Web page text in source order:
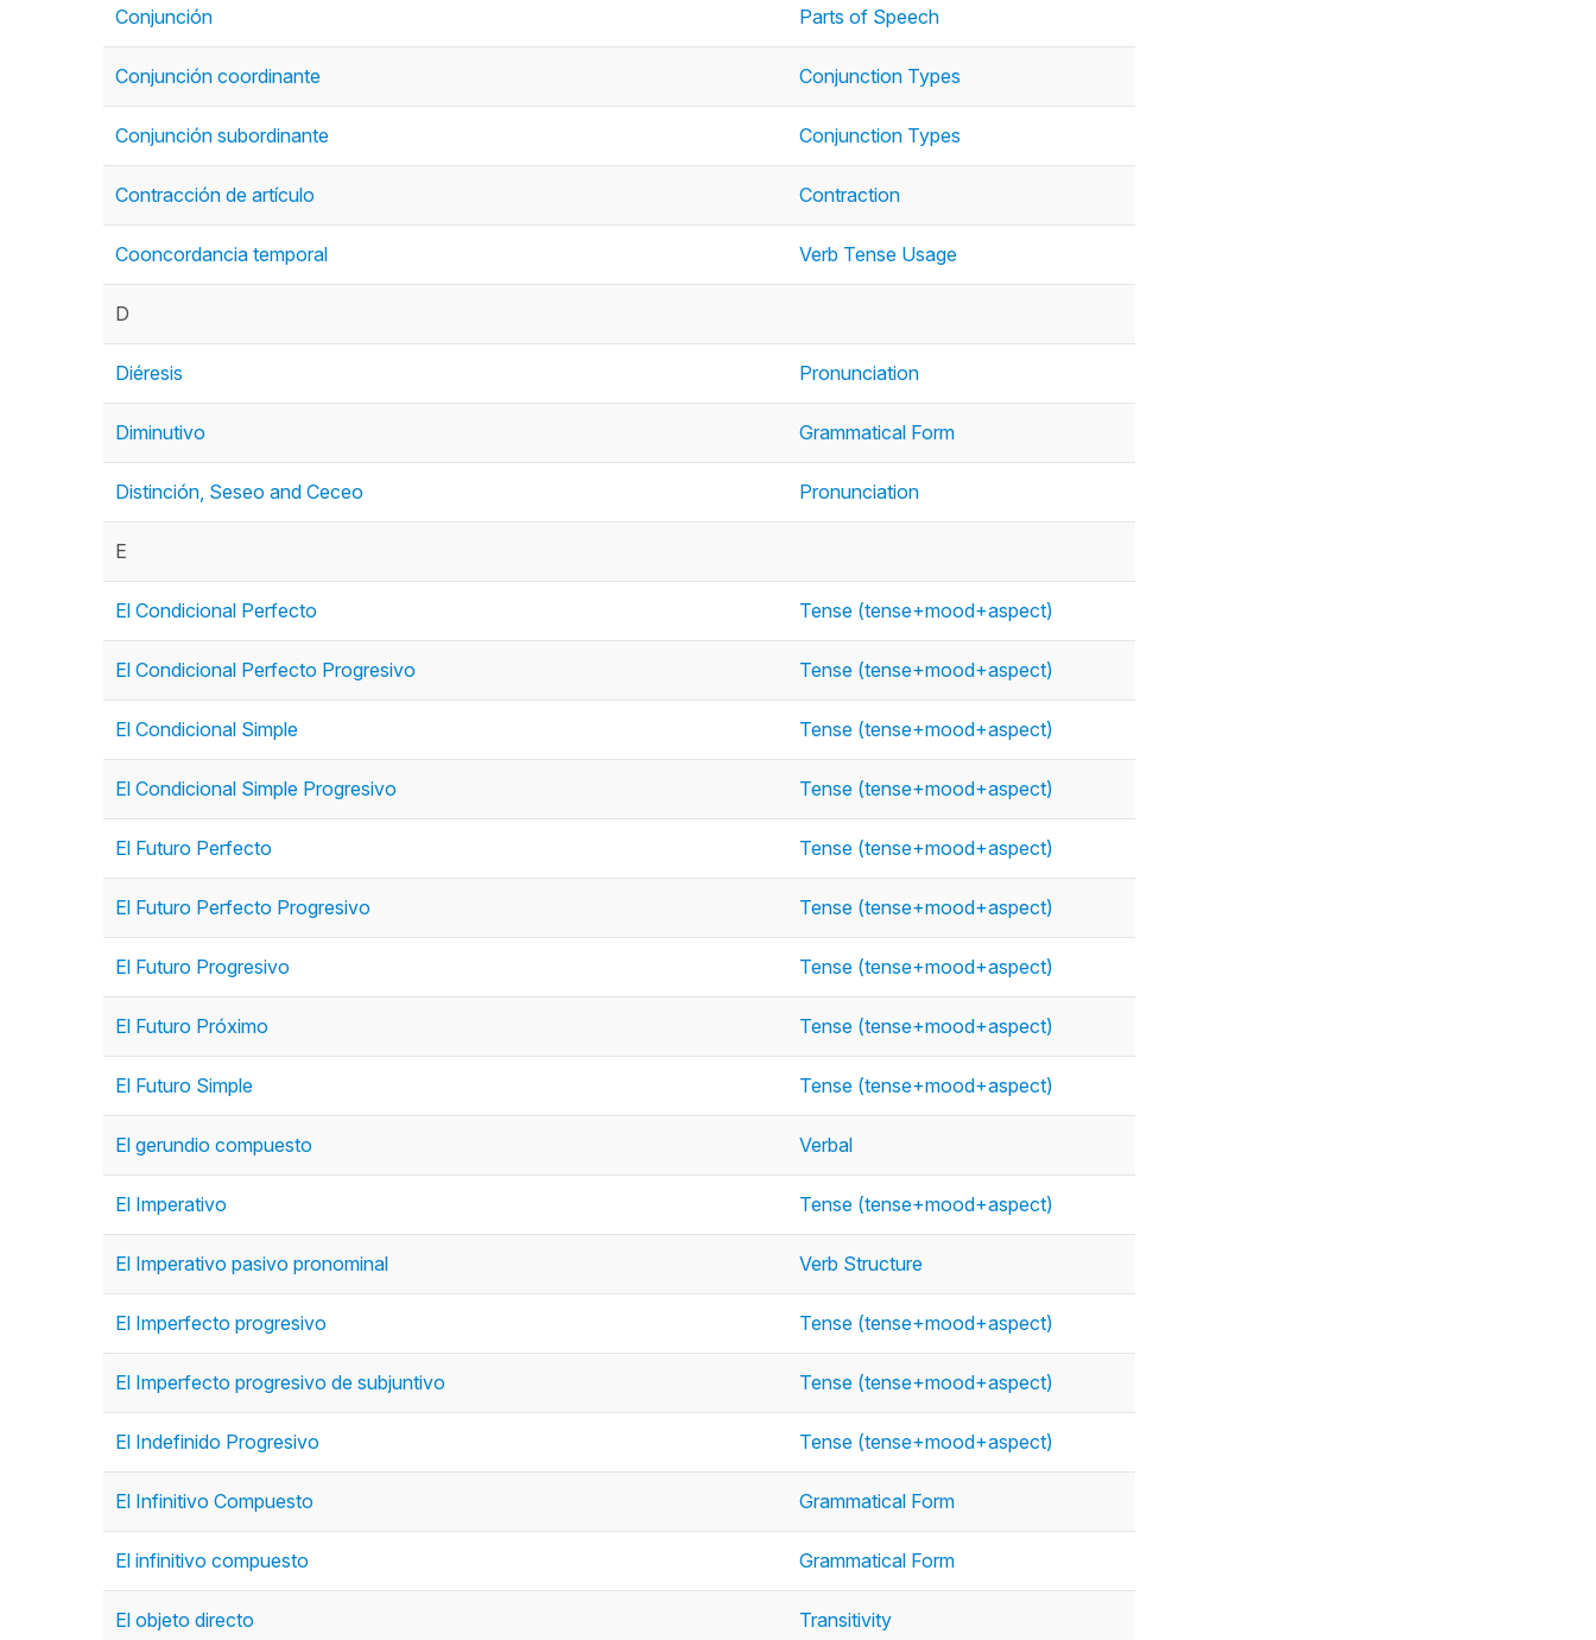
Conjunción Parts of Speech
Conjunción coordinante Conjunction Types
Conjunción subordinante Conjunction Types
Contracción de artículo Contraction
Cooncordancia temporal Verb Tense Usage
D
Diéresis Pronunciation
Diminutivo Grammatical Form
Distinción, Seseo and Ceceo Pronunciation
E
El Condicional Perfecto Tense (tense+mood+aspect)
El Condicional Perfecto Progresivo Tense (tense+mood+aspect)
El Condicional Simple Tense (tense+mood+aspect)
El Condicional Simple Progresivo Tense (tense+mood+aspect)
El Futuro Perfecto Tense (tense+mood+aspect)
El Futuro Perfecto Progresivo Tense (tense+mood+aspect)
El Futuro Progresivo Tense (tense+mood+aspect)
El Futuro Próximo Tense (tense+mood+aspect)
El Futuro Simple Tense (tense+mood+aspect)
El gerundio compuesto Verbal
El Imperativo Tense (tense+mood+aspect)
El Imperativo pasivo pronominal Verb Structure
El Imperfecto progresivo Tense (tense+mood+aspect)
El Imperfecto progresivo de subjuntivo Tense (tense+mood+aspect)
El Indefinido Progresivo Tense (tense+mood+aspect)
El Infinitivo Compuesto Grammatical Form
El infinitivo compuesto Grammatical Form
El objeto directo Transitivity